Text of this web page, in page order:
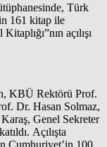
Türk
161 kitap ile
açılışı
KBÜ Rektörü Prof.
Dr. Hasan Solmaz,
Genel Sekreter
Açılışta
Cumhuriyet’in 100.